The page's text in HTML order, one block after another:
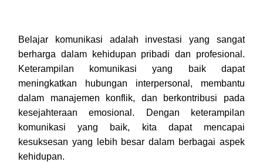
Belajar komunikasi adalah investasi yang sangat
berharga dalam kehidupan pribadi dan profesional.
Keterampilan komunikasi yang baik dapat
meningkatkan hubungan interpersonal, membantu
dalam manajemen konflik, dan berkontribusi pada
kesejahteraan emosional. Dengan keterampilan
komunikasi yang baik, kita dapat mencapai
kesuksesan yang lebih besar dalam berbagai aspek
kehidupan.